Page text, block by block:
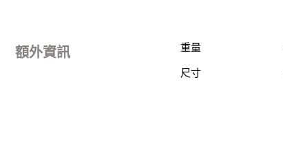
額外資訊 重量
尺寸